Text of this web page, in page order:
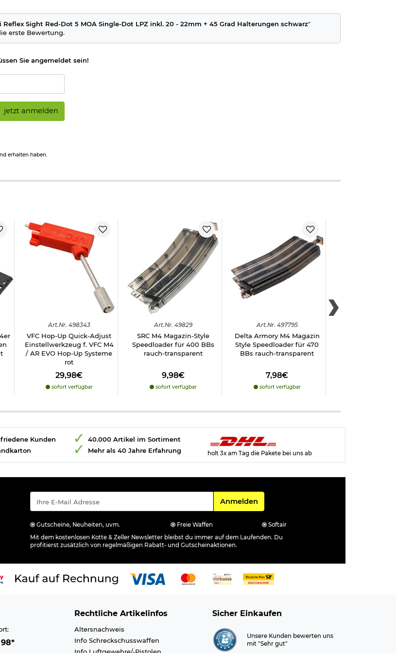
Sight Red-Dot 5 MOA Single-Dot LPZ inkl. 20 - 22mm + 45 Grad Halterungen schwarz"
erste Bewertung.
Sie angemeldet sein!
jetzt anmelden
erhalten haben.
Art.Nr. 498343
VFC Hop-Up Quick-Adjust
Einstellwerkzeug f. VFC M4
/ AR EVO Hop-Up Systeme
rot
29,98€
sofort verfügbar
Art.Nr. 49829
SRC M4 Magazin-Style
Speedloader für 400 BBs
rauch-transparent
9,98€
sofort verfügbar
Art.Nr. 497795
Delta Armory M4 Magazin
Style Speedloader für 470
BBs rauch-transparent
7,98€
sofort verfügbar
Kunden
40.000 Artikel im Sortiment
Mehr als 40 Jahre Erfahrung
holt 3x am Tag die Pakete bei uns ab
Für den Newsletter
Anmelden
Gutscheine, Neuheiten, uvm. Freie Waffen
Softair
Mit dem kostenlosen Kotte & Zeller Newsletter bleibst du immer auf dem Laufenden. Du
profitierst zusätzlich von regelmäßigen Rabatt- und Gutscheinaktionen.
Rechtliche Artikelinfos
Altersnachweis
Info Schreckschusswaffen
Sicher Einkaufen
Unsere Kunden bewerten uns
mit "Sehr gut"